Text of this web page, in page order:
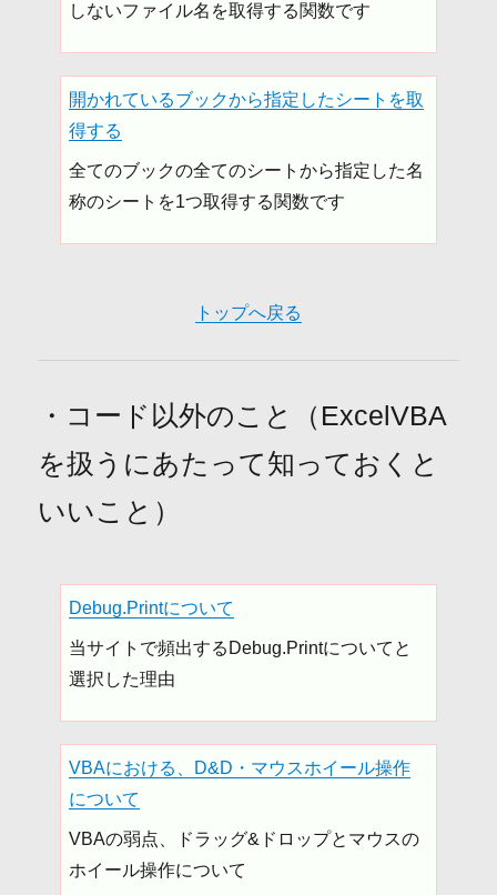
しないファイル名を取得する関数です
開かれているブックから指定したシートを取
得する
全てのブックの全てのシートから指定した名
称のシートを1つ取得する関数です
トップへ戻る
・コード以外のこと（ExcelVBA
を扱うにあたって知っておくと
いいこと）
Debug.Printについて
当サイトで頻出するDebug.Printについてと
選択した理由
VBAにおける、D&D・マウスホイール操作
について
VBAの弱点、ドラッグ&ドロップとマウスの
ホイール操作について